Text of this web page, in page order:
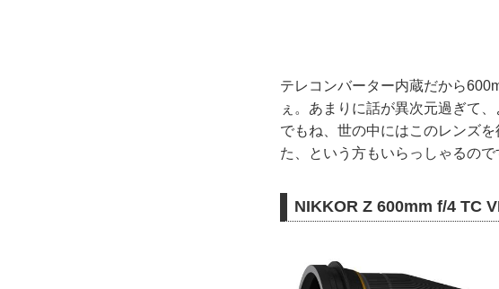
テレコンバーター内蔵だから
ぇ。あまりに話が異次元過ぎて
でもね、世の中にはこのレンズ
た、という方もいらっしゃるので
NIKKOR Z 600mm f/4 TC